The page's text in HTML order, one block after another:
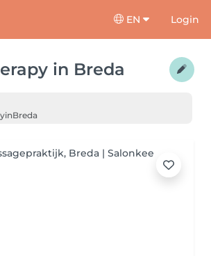
EN Login
in Breda
inBreda